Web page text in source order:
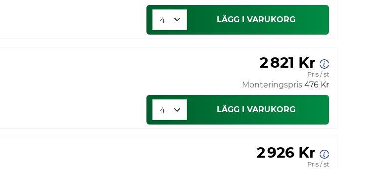
LÄGG I VARUKORG
2 821 Kr
Pris / st
Monteringspris 476 Kr
LÄGG I VARUKORG
2 926 Kr
Pris / st